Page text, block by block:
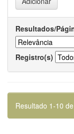
Resultados/
Registro(s)
Resultado 1-10